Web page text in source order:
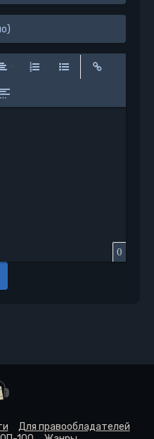
0
Для правообладателей